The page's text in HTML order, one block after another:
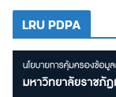
LRU PDPA